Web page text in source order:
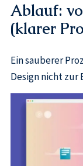
Ablauf:
(klarer
Ein sauberer
Design nicht zur